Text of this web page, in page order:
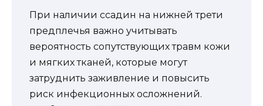
При наличии ссадин на нижней трети
предплечья важно учитывать
вероятность сопутствующих травм кожи
и мягких тканей, которые могут
затруднить заживление и повысить
риск инфекционных осложнений.